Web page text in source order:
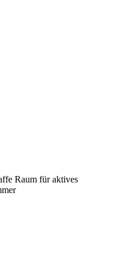
Raum für aktives